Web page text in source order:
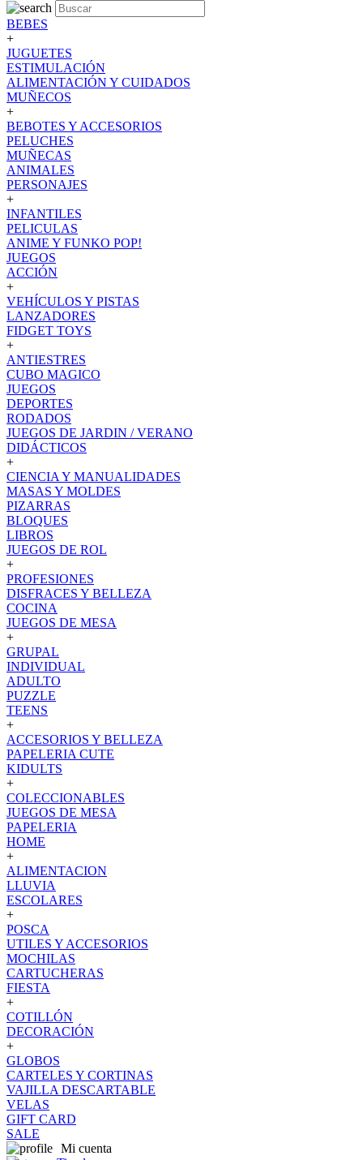
BEBES
+
JUGUETES
ESTIMULACIÓN
ALIMENTACIÓN Y CUIDADOS
MUÑECOS
+
BEBOTES Y ACCESORIOS
PELUCHES
MUÑECAS
ANIMALES
PERSONAJES
+
INFANTILES
PELICULAS
ANIME Y FUNKO POP!
JUEGOS
ACCIÓN
+
VEHÍCULOS Y PISTAS
LANZADORES
FIDGET TOYS
+
ANTIESTRES
CUBO MAGICO
JUEGOS
DEPORTES
RODADOS
JUEGOS DE JARDIN / VERANO
DIDÁCTICOS
+
CIENCIA Y MANUALIDADES
MASAS Y MOLDES
PIZARRAS
BLOQUES
LIBROS
JUEGOS DE ROL
+
PROFESIONES
DISFRACES Y BELLEZA
COCINA
JUEGOS DE MESA
+
GRUPAL
INDIVIDUAL
ADULTO
PUZZLE
TEENS
+
ACCESORIOS Y BELLEZA
PAPELERIA CUTE
KIDULTS
+
COLECCIONABLES
JUEGOS DE MESA
PAPELERIA
HOME
+
ALIMENTACION
LLUVIA
ESCOLARES
+
POSCA
UTILES Y ACCESORIOS
MOCHILAS
CARTUCHERAS
FIESTA
+
COTILLÓN
DECORACIÓN
+
GLOBOS
CARTELES Y CORTINAS
VAJILLA DESCARTABLE
VELAS
GIFT CARD
SALE
Mi cuenta